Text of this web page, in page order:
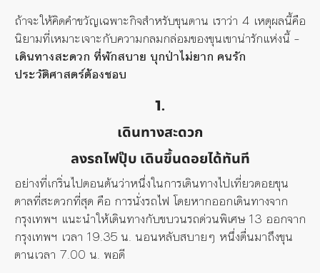
ถ้าจะให้คิดคำขวัญเฉพาะกิจสำหรับขุนตาน เราว่า 4 เหตุผลนี้คือ
นิยามที่เหมาะเจาะกับความกลมกล่อมของขุนเขาน่ารักแห่งนี้ –
เดินทางสะดวก ที่พักสบาย บุกป่าไม่ยาก คนรัก
ประวัติศาสตร์ต้องชอบ
1.
เดินทางสะดวก
ลงรถไฟปุ๊บ เดินขึ้นดอยได้ทันที
อย่างที่เกริ่นไปตอนต้นว่าหนึ่งในการเดินทางไปเที่ยวดอยขุน
ตาลที่สะดวกที่สุด คือ การนั่งรถไฟ โดยหากออกเดินทางจาก
กรุงเทพฯ แนะนำให้เดินทางกับขบวนรถด่วนพิเศษ 13 ออกจาก
กรุงเทพฯ เวลา 19.35 น. นอนหลับสบายๆ หนึ่งตื่นมาถึงขุน
ตานเวลา 7.00 น. พอดี